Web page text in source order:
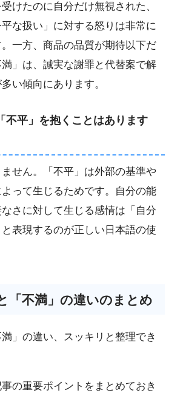
けたのに自分だけ無視された、
な扱い」に対する怒りは非常に
一方、商品の品質が期待以下だ
」は、誠実な謝罪と代替案で解
い傾向にあります。
不平」を抱くことはあります
せん。「不平」は外部の基準や
って生じるためです。自分の能
さに対して生じる感情は「自分
表現するのが正しい日本語の使
「不満」の違いのまとめ
満」の違い、スッキリと整理でき
の重要ポイントをまとめておき